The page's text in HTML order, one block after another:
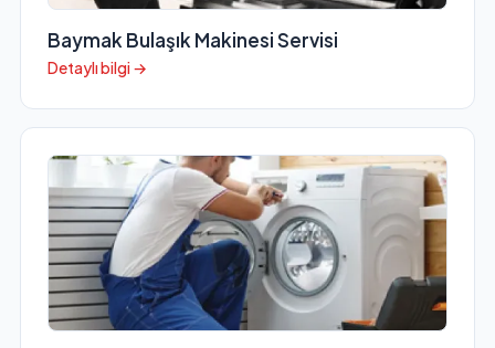
Baymak Bulaşık Makinesi Servisi
Detaylı bilgi →